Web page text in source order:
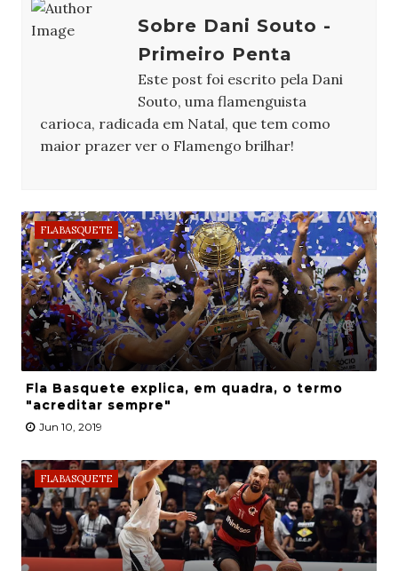
Sobre Dani Souto -
Primeiro Penta
Este post foi escrito pela Dani
Souto, uma flamenguista
carioca, radicada em Natal, que tem como
maior prazer ver o Flamengo brilhar!
FLABASQUETE
Fla Basquete explica, em quadra, o termo
"acreditar sempre"
Jun 10, 2019
FLABASQUETE